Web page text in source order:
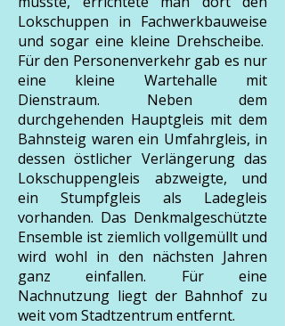
Lokschuppen in Fachwerkbauweise
und sogar eine kleine Drehscheibe.
Für den Personenverkehr gab es nur
eine kleine Wartehalle mit
Dienstraum. Neben dem
durchgehenden Hauptgleis mit dem
Bahnsteig waren ein Umfahrgleis, in
dessen östlicher Verlängerung das
Lokschuppengleis abzweigte, und
ein Stumpfgleis als Ladegleis
vorhanden. Das Denkmalgeschützte
Ensemble ist ziemlich vollgemüllt und
wird wohl in den nächsten Jahren
ganz einfallen. Für eine
Nachnutzung liegt der Bahnhof zu
weit vom Stadtzentrum entfernt.